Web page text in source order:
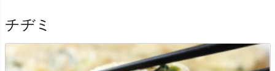
チヂミ